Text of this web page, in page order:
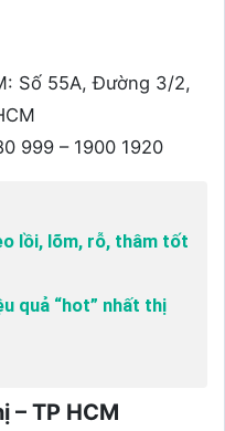
Số 55A, Đường 3/2,
999 – 1900 1920
lồi, lõm, rỗ, thâm tốt
quả “hot” nhất thị
– TP HCM